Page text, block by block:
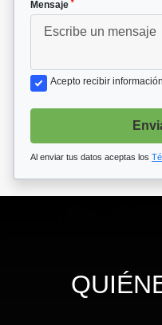
Mensaje *
Acepto recibir
Al enviar tus datos aceptas los